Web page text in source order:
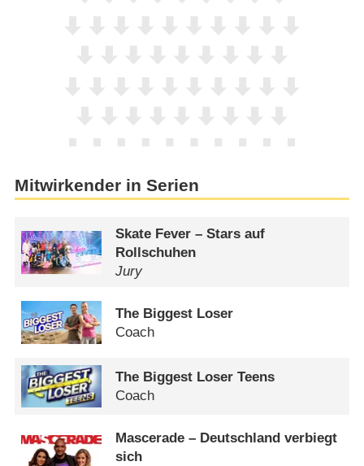
Mitwirkender in Serien
Skate Fever – Stars auf
Rollschuhen
Jury
The Biggest Loser
Coach
The Biggest Loser Teens
Coach
Mascerade – Deutschland verbiegt
sich